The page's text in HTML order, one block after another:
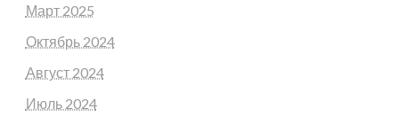
Март 2025
Октябрь 2024
Август 2024
Июль 2024